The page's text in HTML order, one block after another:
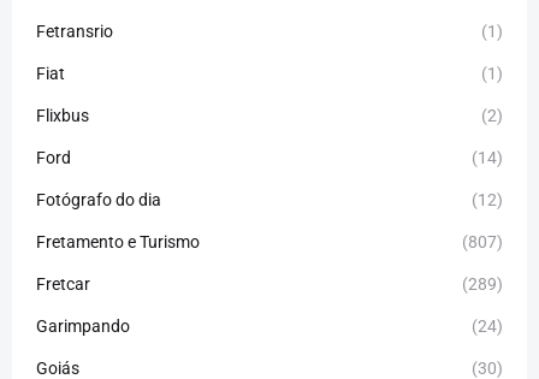
Fetransrio (1)
Fiat (1)
Flixbus (2)
Ford (14)
Fotógrafo do dia (12)
Fretamento e Turismo (807)
Fretcar (289)
Garimpando (24)
Goiás (30)